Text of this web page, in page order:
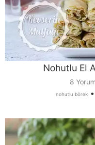
Nohutlu El
8 Yorum
nohutlu börek•